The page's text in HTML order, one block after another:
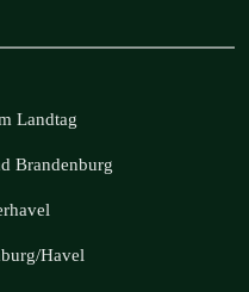
Landtag
Brandenburg
Havel